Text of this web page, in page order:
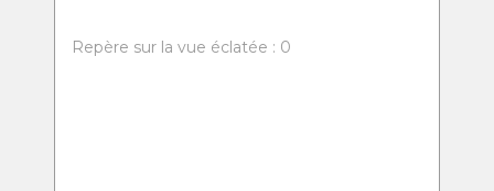
Repère sur la vue éclatée : 0